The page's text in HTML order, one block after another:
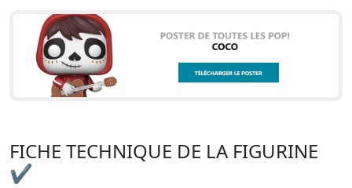
FICHE TECHNIQUE DE LA FIGURINE
✔